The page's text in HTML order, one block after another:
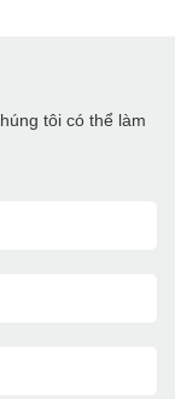
tôi có thể làm